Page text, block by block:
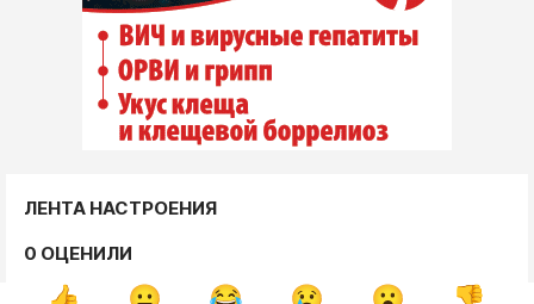
ЛЕНТА НАСТРОЕНИЯ
0 ОЦЕНИЛИ